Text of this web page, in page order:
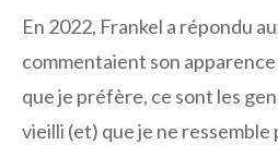
En 2022, Frankel a répondu
commentaient son apparence
que je préfère, ce sont les
vieilli (et) que je ne ressemble